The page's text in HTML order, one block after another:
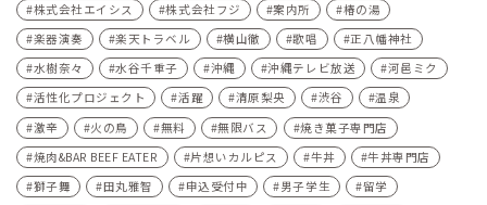
株式会社エイシス
株式会社フジ 案内所
椿の湯
楽器演奏
楽天トラベル 横山徹 歌唱
正八幡神社
水樹奈々
水谷千重子 沖縄 沖縄テレビ放送
河⾢ミク
活性化プロジェクト
活躍 清原梨央 渋谷
温泉
激辛
火の鳥 無料 無限バス
焼き菓子専門店
焼肉&BAR BEEF EATER
片想いカルピス 牛丼
牛丼専門店
獅子舞
田丸雅智 申込受付中 男子学生
留学